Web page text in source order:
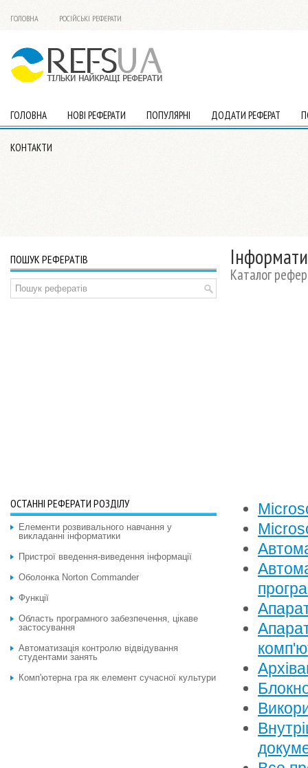
ГОЛОВНА РОСІЙСЬКІ РЕФЕРАТИ
ГОЛОВНА НОВІ РЕФЕРАТИ ПОПУЛЯРНІ ДОДАТИ РЕФЕРАТ
КОНТАКТИ
Каталог
ПОШУК РЕФЕРАТІВ
ОСТАННІ РЕФЕРАТИ РОЗДІЛУ
Елементи розвивального навчання у
викладанні інформатики
Пристрої введення-виведення інформації
Оболонка Norton Commander
Функції
Область програмного забезпечення, цікаве
застосування
Автоматизацiя контролю вiдвiдування
студентами занять
Комп'ютерна гра як елемент сучасної культури